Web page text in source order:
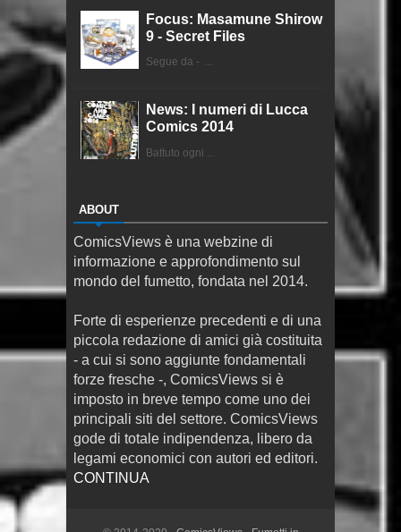
Focus: Masamune Shirow
9 - Secret Files
Segue da - ...
News: I numeri di Lucca
Comics 2014
Battuto ogni ...
ABOUT
ComicsViews è una webzine di
informazione e approfondimento sul
mondo del fumetto, fondata nel 2014.
Forte di esperienze precedenti e di una
piccola redazione di amici già costituita
- a cui si sono aggiunte fondamentali
forze fresche -, ComicsViews si è
imposto in breve tempo come uno dei
principali siti del settore. ComicsViews
gode di totale indipendenza, libero da
legami economici con autori ed editori.
CONTINUA